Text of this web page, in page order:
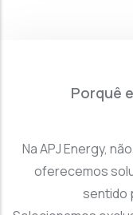
Porquê
Na APJ Energy,
oferecemos
sentido